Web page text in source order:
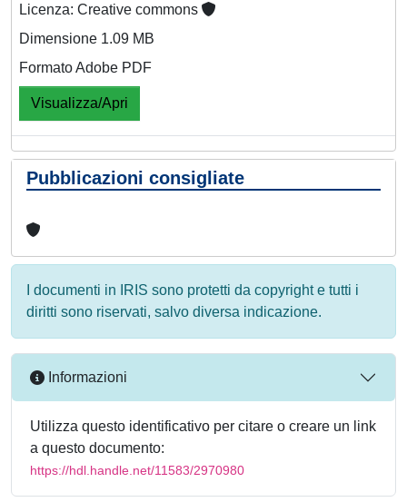
Licenza: Creative commons
Dimensione 1.09 MB
Formato Adobe PDF
Visualizza/Apri
Pubblicazioni consigliate
I documenti in IRIS sono protetti da copyright e tutti i
diritti sono riservati, salvo diversa indicazione.
Informazioni
Utilizza questo identificativo per citare o creare un link
a questo documento:
https://hdl.handle.net/11583/2970980